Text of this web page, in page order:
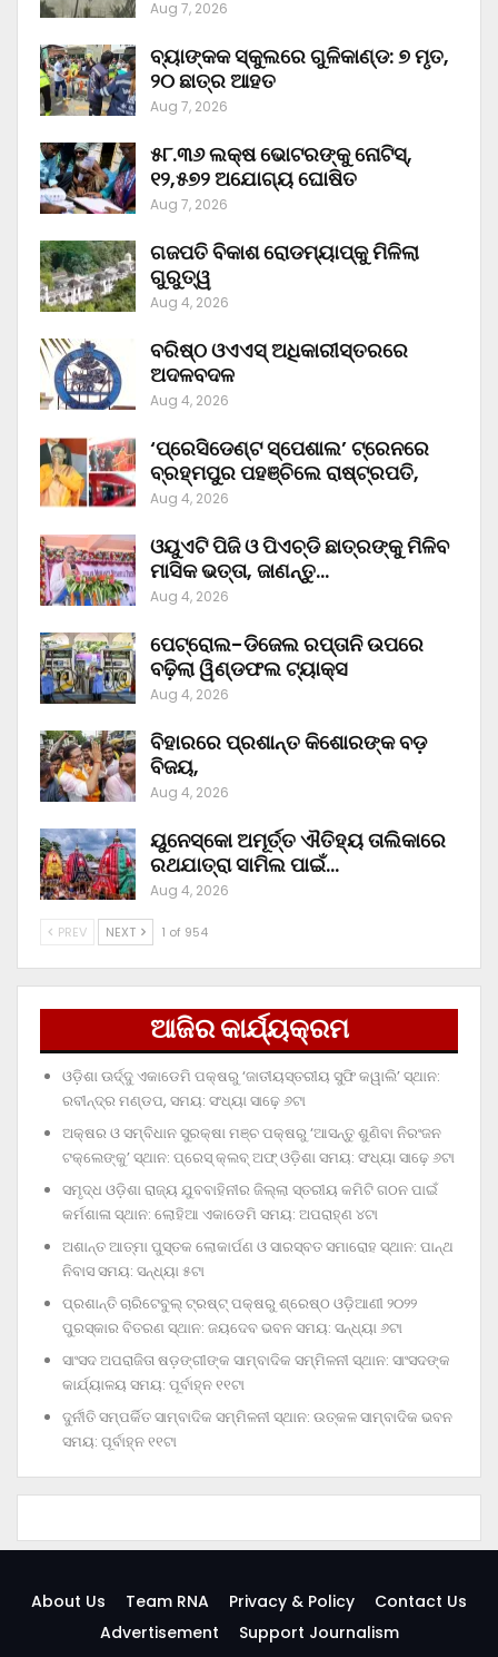
Aug 7, 2026
ବ୍ୟାଙ୍କକ ସ୍କୁଲରେ ଗୁଳିକାଣ୍ଡ: ୭ ମୃତ,
୨୦ ଛାତ୍ର ଆହତ
Aug 7, 2026
୫୮.୩୬ ଲକ୍ଷ ଭୋଟରଙ୍କୁ ନୋଟିସ୍‌,
୧୨,୫୭୨ ଅଯୋଗ୍ୟ ଘୋଷିତ
Aug 7, 2026
ଗଜପତି ବିକାଶ ରୋଡମ୍ୟାପ୍‌କୁ ମିଳିଲା
ଗୁରୁତ୍ୱ
Aug 4, 2026
ବରିଷ୍ଠ ଓଏଏସ୍‌ ଅଧିକାରୀସ୍ତରରେ
ଅଦଳବଦଳ
Aug 4, 2026
‘ପ୍ରେସିଡେଣ୍ଟ ସ୍ପେଶାଲ’ ଟ୍ରେନରେ
ବ୍ରହ୍ମପୁର ପହଞ୍ଚିଲେ ରାଷ୍ଟ୍ରପତି,
Aug 4, 2026
ଓୟୁଏଟି ପିଜି ଓ ପିଏଚ୍‌ଡି ଛାତ୍ରଙ୍କୁ ମିଳିବ
ମାସିକ ଭତ୍ତା, ଜାଣନ୍ତୁ…
Aug 4, 2026
ପେଟ୍ରୋଲ-ଡିଜେଲ ରପ୍ତାନି ଉପରେ
ବଢ଼ିଲା ୱିଣ୍ଡଫଲ ଟ୍ୟାକ୍ସ
Aug 4, 2026
ବିହାରରେ ପ୍ରଶାନ୍ତ କିଶୋରଙ୍କ ବଡ଼
ବିଜୟ,
Aug 4, 2026
ୟୁନେସ୍କୋ ଅମୂର୍ତ୍ତ ଐତିହ୍ୟ ତାଲିକାରେ
ରଥଯାତ୍ରା ସାମିଲ ପାଇଁ…
Aug 4, 2026
PREV NEXT 1 of 954
ଆଜିର କାର୍ଯ୍ୟକ୍ରମ
ଓଡ଼ିଶା ଊର୍ଦ୍ଦୁ ଏକାଡେମି ପକ୍ଷରୁ ‘ଜାତୀୟସ୍ତରୀୟ ସୁଫି କୱାଲି’ ସ୍ଥାନ:
ରବୀନ୍ଦ୍ର ମଣ୍ଡପ, ସମୟ: ସଂଧ୍ୟା ସାଢ଼େ ୬ଟା
ଅକ୍ଷର ଓ ସମ୍ବିଧାନ ସୁରକ୍ଷା ମଞ୍ଚ ପକ୍ଷରୁ ‘ଆସନ୍ତୁ ଶୁଣିବା ନିରଂଜନ
ଟକ୍‌ଲେଙ୍କୁ’ ସ୍ଥାନ: ପ୍ରେସ୍‌ କ୍ଲବ୍‌ ଅଫ୍‌ ଓଡ଼ିଶା ସମୟ: ସଂଧ୍ୟା ସାଢ଼େ ୬ଟା
ସମୃଦ୍ଧ ଓଡ଼ିଶା ରାଜ୍ୟ ଯୁବବାହିନୀର ଜିଲ୍ଲା ସ୍ତରୀୟ କମିଟି ଗଠନ ପାଇଁ
କର୍ମଶାଳା ସ୍ଥାନ: ଲୋହିଆ ଏକାଡେମି ସମୟ: ଅପରାହ୍‌ଣ ୪ଟା
ଅଶାନ୍ତ ଆତ୍ମା ପୁସ୍ତକ ଲୋକାର୍ପଣ ଓ ସାରସ୍ବତ ସମାରୋହ ସ୍ଥାନ: ପାନ୍ଥ
ନିବାସ ସମୟ: ସନ୍ଧ୍ୟା ୫ଟା
ପ୍ରଶାନ୍ତି ଚାରିଟେବୁଲ୍‌ ଟ୍ରଷ୍ଟ୍‌ ପକ୍ଷରୁ ଶ୍ରେଷ୍ଠ ଓଡ଼ିଆଣୀ ୨୦୨୨
ପୁରସ୍କାର ବିତରଣ ସ୍ଥାନ: ଜୟଦେବ ଭବନ ସମୟ: ସନ୍ଧ୍ୟା ୬ଟା
ସାଂସଦ ଅପରାଜିତା ଷଡ଼ଙ୍ଗୀଙ୍କ ସାମ୍ବାଦିକ ସମ୍ମିଳନୀ ସ୍ଥାନ: ସାଂସଦଙ୍କ
କାର୍ଯ୍ୟାଳୟ ସମୟ: ପୂର୍ବାହ୍ନ ୧୧ଟା
ଦୁର୍ନୀତି ସମ୍ପର୍କିତ ସାମ୍ବାଦିକ ସମ୍ମିଳନୀ ସ୍ଥାନ: ଉତ୍କଳ ସାମ୍ବାଦିକ ଭବନ
ସମୟ: ପୂର୍ବାହ୍ନ ୧୧ଟା
About Us Team RNA Privacy & Policy
Contact Us
Advertisement
Support Journalism